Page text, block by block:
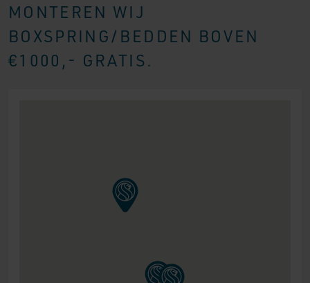
MONTEREN WIJ
BOXSPRING/BEDDEN BOVEN
€1000,- GRATIS.